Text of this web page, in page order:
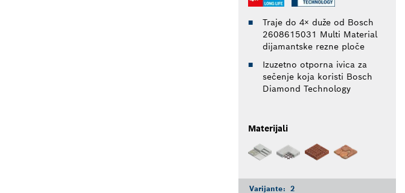
Traje do 4× duže od Bosch
2608615031 Multi Material
dijamantske rezne ploče
Izuzetno otporna ivica za
sečenje koja koristi Bosch
Diamond Technology
Materijali
Varijante: 2